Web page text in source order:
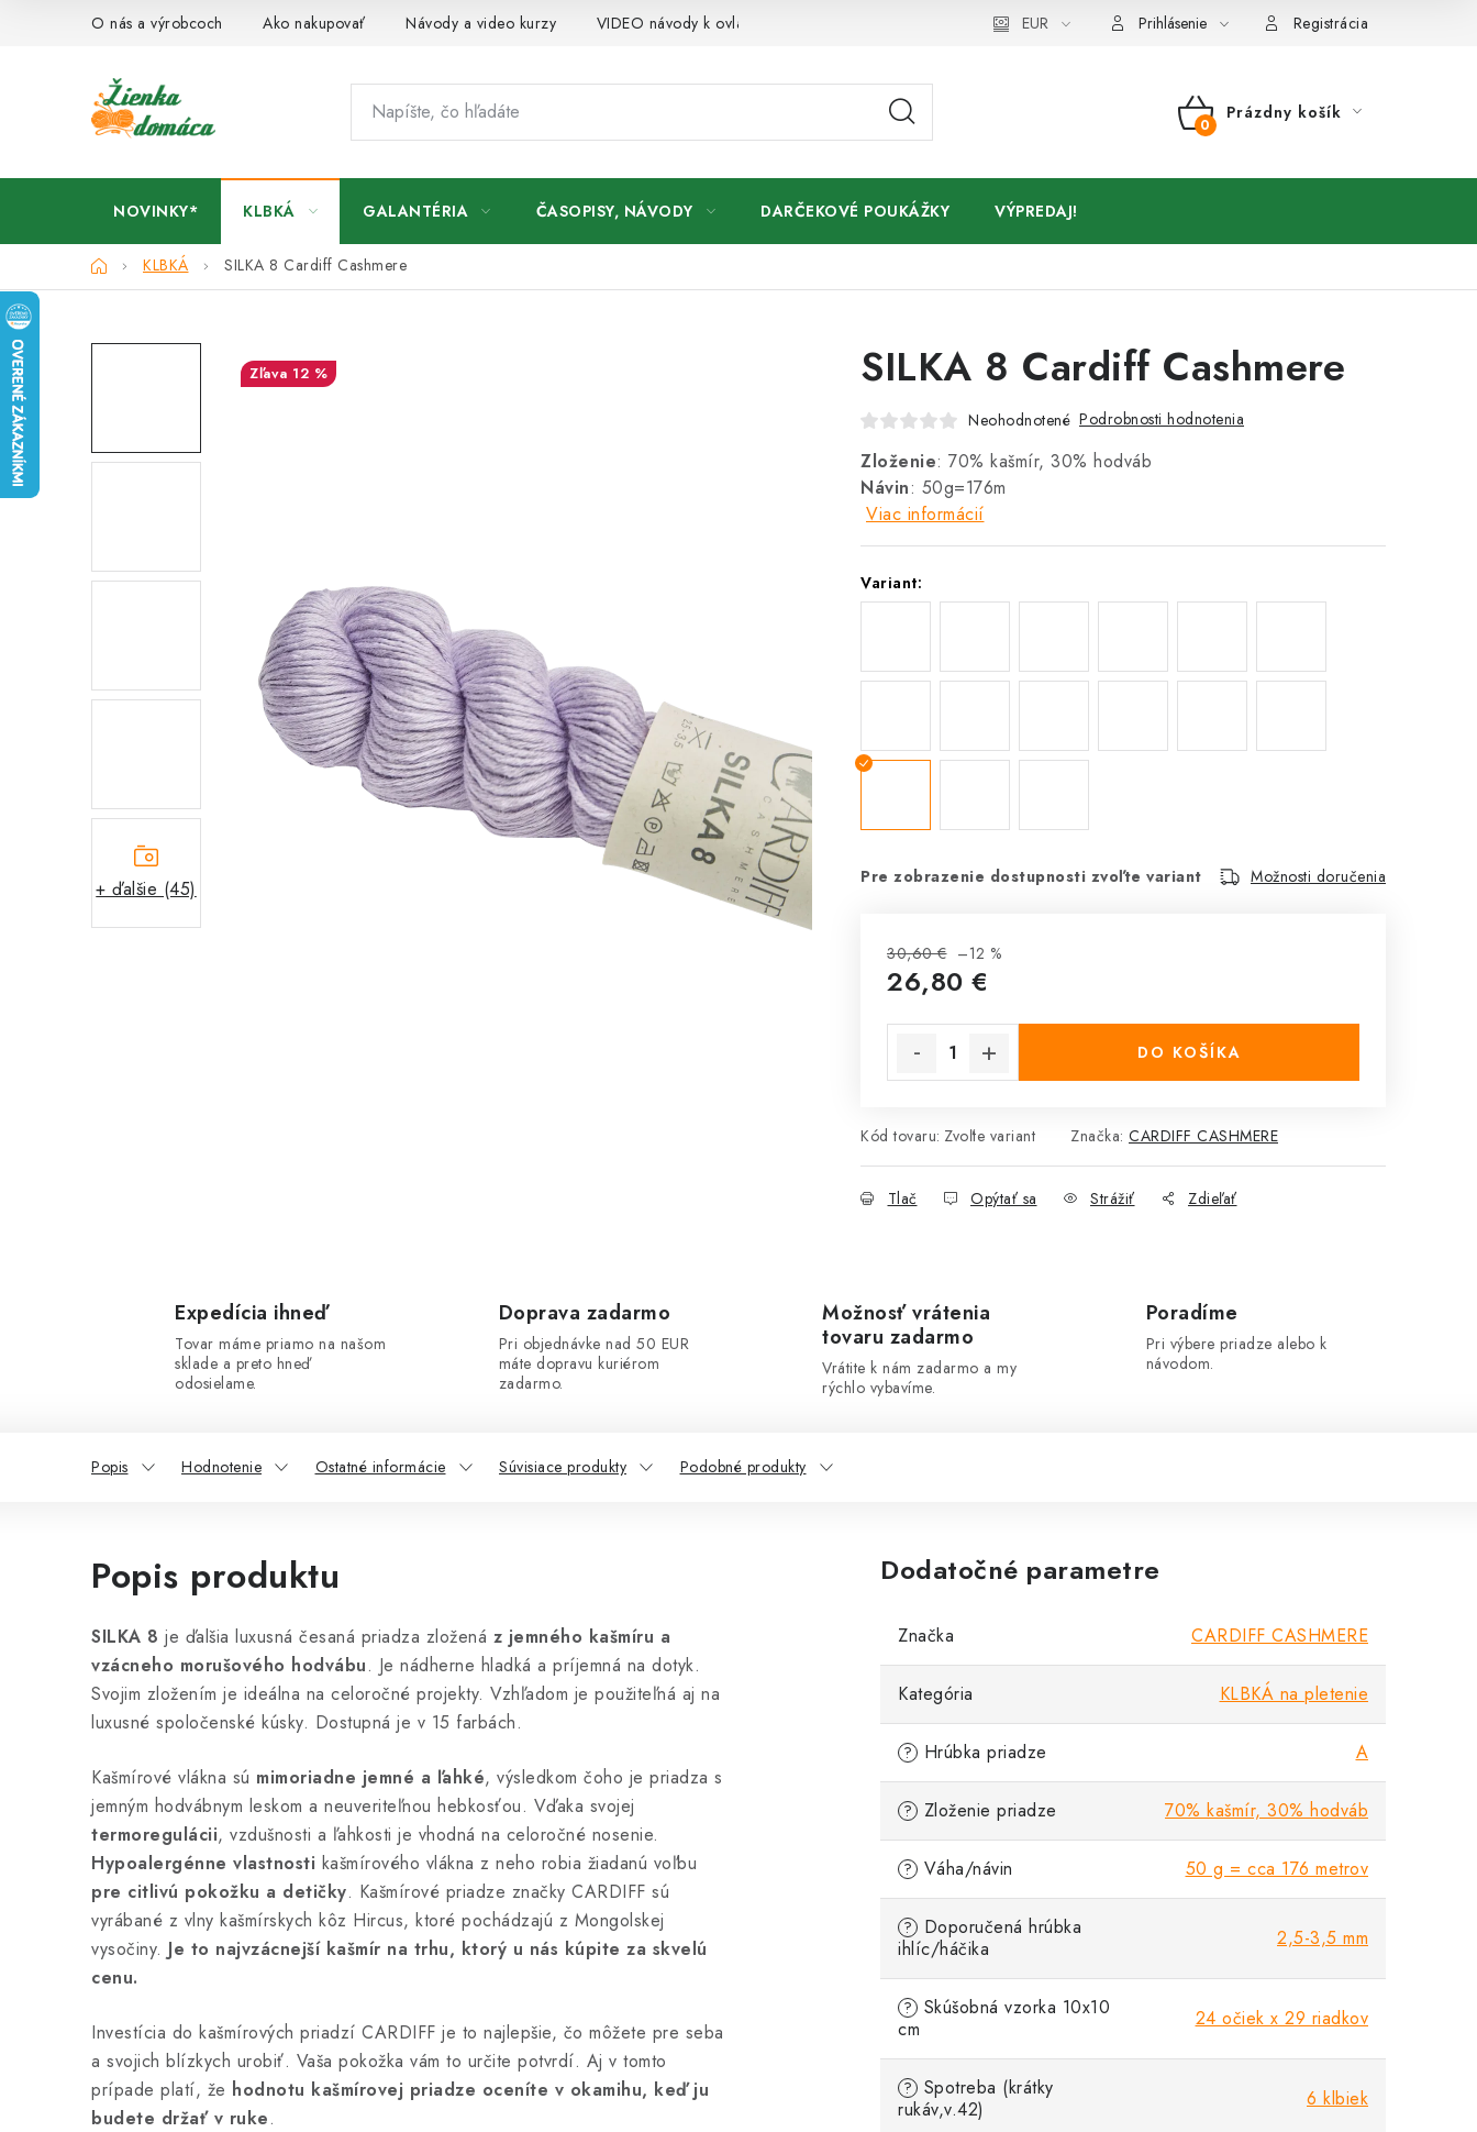
O nás a výrobcoch Ako nakupovať Návody a video kurzy VIDEO návody k ovládaniu e-shopu KontaktyEUR Prihlásenie Registrácia
NÁKUPNÝ
Prázdny košík
NOVINKY* KLBKÁ GALANTÉRIA ČASOPISY, NÁVODY DARČEKOVÉ POUKÁŽKY VÝPREDAJ!
DomovKLBKÁ SILKA 8 Cardiff Cashmere
+ ďalšie (45)
SILKA 8 Cardiff Cashmere
Neohodnotené Podrobnosti hodnotenia
Zloženie: 70% kašmír, 30% hodváb
Návin: 50g=176m
Viac informácií
Variant:
Pre zobrazenie dostupnosti zvoľte variant Možnosti doručenia
30,60 € –12 %
26,80 €
DO KOŠÍKA
Kód tovaru: Zvoľte variant Značka: CARDIFF CASHMERE
Tlač Opýtať sa Strážiť Zdieľať
12 %
Expedícia ihneď
Tovar máme priamo na našom
sklade a preto hneď
odosielame.
Doprava zadarmo
Pri objednávke nad 50 EUR
máte dopravu kuriérom
zadarmo.
Možnosť vrátenia
tovaru zadarmo
Vrátite k nám zadarmo a my
rýchlo vybavíme.
Poradíme
Pri výbere priadze alebo k
návodom.
Popis Hodnotenie Ostatné informácie Súvisiace produkty Podobné produkty
Popis produktu
SILKA 8 je ďalšia luxusná česaná priadza zložená z jemného kašmíru a
vzácneho morušového hodvábu. Je nádherne hladká a príjemná na dotyk.
Svojim zložením je ideálna na celoročné projekty. Vzhľadom je použiteľná aj na
luxusné spoločenské kúsky. Dostupná je v 15 farbách.
Kašmírové vlákna sú mimoriadne jemné a ľahké, výsledkom čoho je priadza s
jemným hodvábnym leskom a neuveriteľnou hebkosťou. Vďaka svojej
termoregulácii, vzdušnosti a ľahkosti je vhodná na celoročné nosenie.
Hypoalergénne vlastnosti kašmírového vlákna z neho robia žiadanú voľbu
pre citlivú pokožku a detičky. Kašmírové priadze značky CARDIFF sú
vyrábané z vlny kašmírskych kôz Hircus, ktoré pochádzajú z Mongolskej
vysočiny. Je to najvzácnejší kašmír na trhu, ktorý u nás kúpite za skvelú
cenu.
Investícia do kašmírových priadzí CARDIFF je to najlepšie, čo môžete pre seba
a svojich blízkych urobiť. Vaša pokožka vám to určite potvrdí. Aj v tomto
prípade platí, že hodnotu kašmírovej priadze oceníte v okamihu, keď ju
budete držať v ruke.
Dodatočné parametre
Značka CARDIFF CASHMERE
Kategória KLBKÁ na pletenie
? Hrúbka priadze A
? Zloženie priadze 70% kašmír, 30% hodváb
? Váha/návin 50 g = cca 176 metrov
? Doporučená hrúbka
ihlíc/háčika
2,5-3,5 mm
? Skúšobná vzorka 10x10
cm
24 očiek x 29 riadkov
? Spotreba (krátky
rukáv,v.42)
6 klbiek